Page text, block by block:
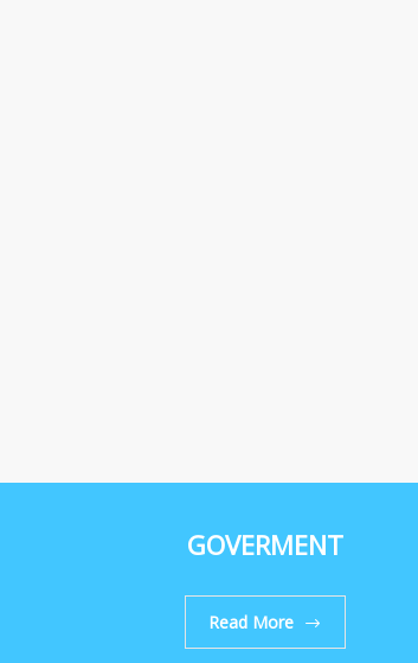
GOVERMENT
Read More